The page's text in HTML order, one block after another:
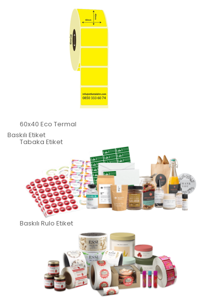
60x40 Eco Termal
Baskılı Etiket
Tabaka Etiket
Baskılı Rulo Etiket